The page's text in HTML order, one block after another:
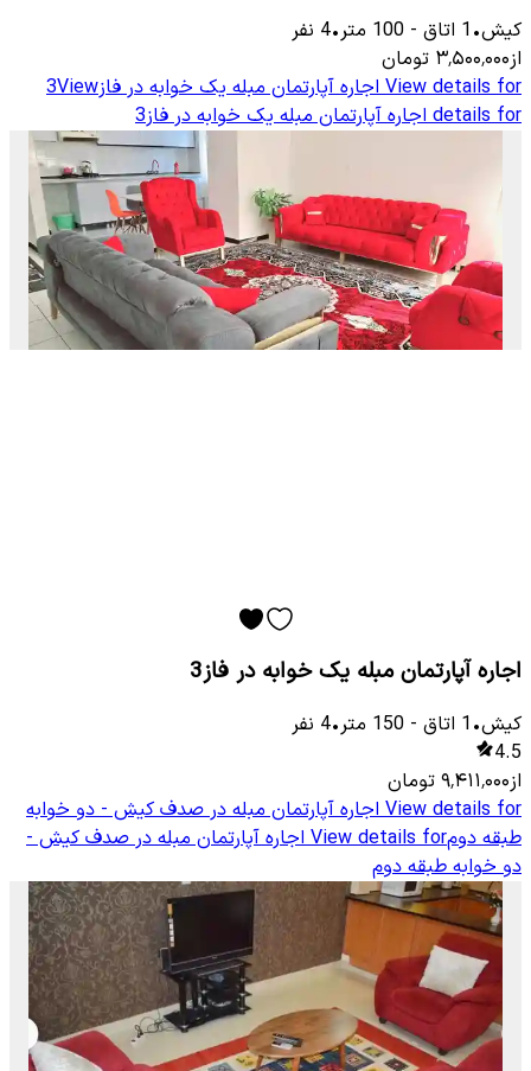
کیش•
1 اتاق -
100 متر•
4 نفر
از۳٬۵۰۰٬۰۰۰ تومان
View details for اجاره آپارتمان مبله یک خوابه در فاز3View
details for اجاره آپارتمان مبله یک خوابه در فاز3
اجاره آپارتمان مبله یک خوابه در فاز3
کیش•
1 اتاق -
150 متر•
4 نفر
4.5
از۹٬۴۱۱٬۰۰۰ تومان
View details for اجاره آپارتمان مبله در صدف کیش - دو خوابه
طبقه دومView details for اجاره آپارتمان مبله در صدف کیش -
دو خوابه طبقه دوم